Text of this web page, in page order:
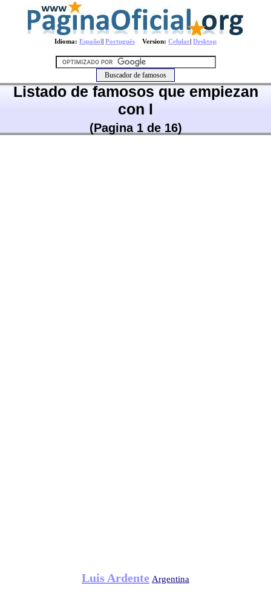
Idioma: Español| Português Version: Celular| Desktop
Listado de famosos que empiezan
con l
(Pagina 1 de 16)
Luis Ardente Argentina